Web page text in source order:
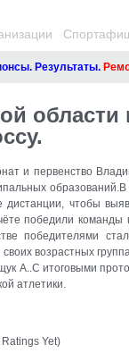
Результаты.
области
и первенство
чтобы
победили команды
победителями
возрастных
А..С итоговыми
атлетики.
Yet)